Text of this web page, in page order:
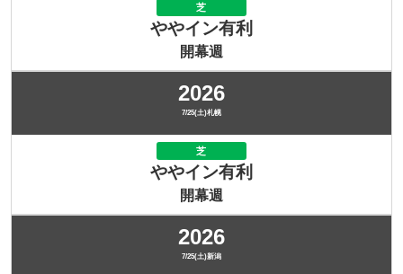
芝
ややイン有利
開幕週
2026
7/25(土)札幌
芝
ややイン有利
開幕週
2026
7/25(土)新潟